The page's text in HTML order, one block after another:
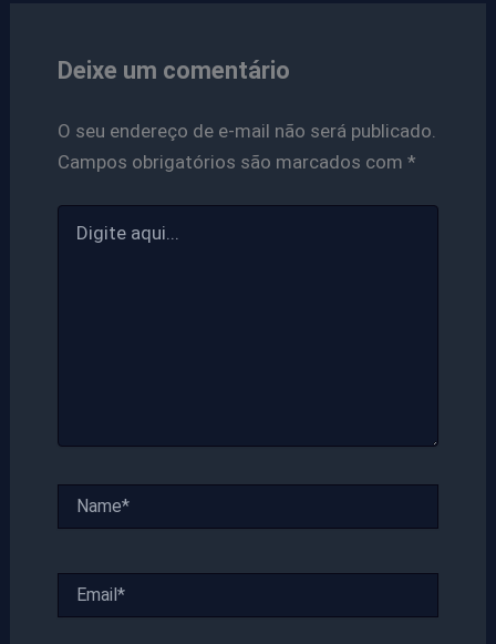
Deixe um comentário
O seu endereço de e-mail não será publicado.
Campos obrigatórios são marcados com *
aqui...